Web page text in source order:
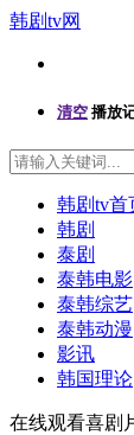
韩剧tv网
清空 播放
韩剧tv首
韩剧
泰剧
泰韩电影
泰韩综艺
泰韩动漫
影讯
韩国理论
在线观看喜剧